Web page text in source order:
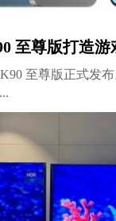
至尊版打造游
至尊版正式发